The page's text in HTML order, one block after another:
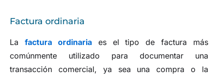
Factura ordinaria
La factura ordinariaes el tipo de factura más
comúnmente utilizado para documentar una
transacción comercial, ya sea una compra o la